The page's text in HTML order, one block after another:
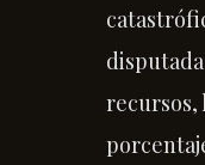
recursos,